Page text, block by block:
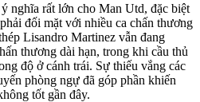
nghĩa rất lớn cho Man Utd, đặc biệt
đối mặt với nhiều ca chấn thương
Lisandro Martinez vẫn đang
thương dài hạn, trong khi cầu thủ
độ ở cánh trái. Sự thiếu vắng các
phòng ngự đã góp phần khiến
tốt gần đây.